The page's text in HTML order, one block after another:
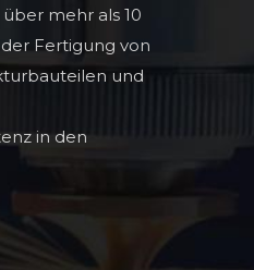
mehr als 10
Fertigung von
und
in den
und hohe